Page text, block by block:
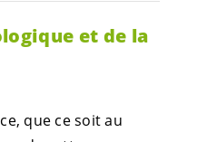
et de la
que ce soit au